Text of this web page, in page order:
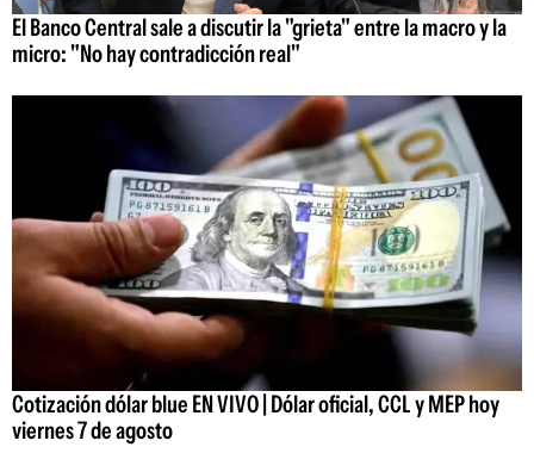
El Banco Central sale a discutir la "grieta" entre la macro y la
micro: "No hay contradicción real"
Cotización dólar blue EN VIVO | Dólar oficial, CCL y MEP hoy
viernes 7 de agosto